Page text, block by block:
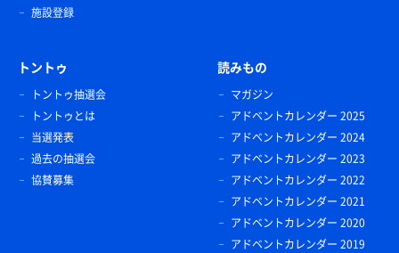
施設登録
トントゥ
トントゥ抽選会
トントゥとは
当選発表
過去の抽選会
協賛募集
読みもの
マガジン
アドベントカレンダー 2025
アドベントカレンダー 2024
アドベントカレンダー 2023
アドベントカレンダー 2022
アドベントカレンダー 2021
アドベントカレンダー 2020
アドベントカレンダー 2019